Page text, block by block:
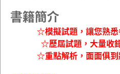
書籍簡介
☆模擬試題，讓您熟
☆歷屆試題，大量收
☆重點解析，面面俱